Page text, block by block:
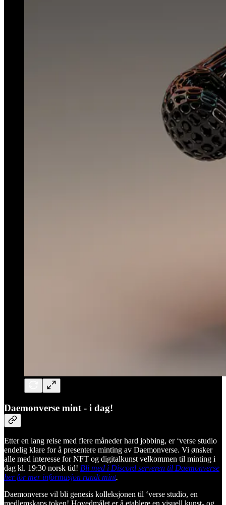
Daemonverse mint - i dag!
Etter en lang reise med flere måneder hard jobbing, er ‘verse studio
endelig klare for å presentere minting av Daemonverse. Vi ønsker
alle med interesse for NFT og digitalkunst velkommen til minting i
dag kl. 19:30 norsk tid! Bli med i Discord serveren til Daemonverse
her for mer informasjon rundt mint.
Daemonverse vil bli genesis kolleksjonen til ‘verse studio, en